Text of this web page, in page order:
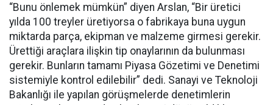
“Bunu önlemek mümkün” diyen Arslan, “Bir üretici
yılda 100 treyler üretiyorsa o fabrikaya buna uygun
miktarda parça, ekipman ve malzeme girmesi gerekir.
Ürettiği araçlara ilişkin tip onaylarının da bulunması
gerekir. Bunların tamamı Piyasa Gözetimi ve Denetimi
sistemiyle kontrol edilebilir” dedi. Sanayi ve Teknoloji
Bakanlığı ile yapılan görüşmelerde denetimlerin